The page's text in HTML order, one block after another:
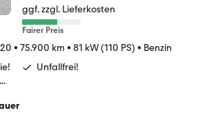
ggf. zzgl. Lieferkosten
Fairer Preis
• 75.900 km • 81 kW (110 PS) • Benzin
Unfallfrei!